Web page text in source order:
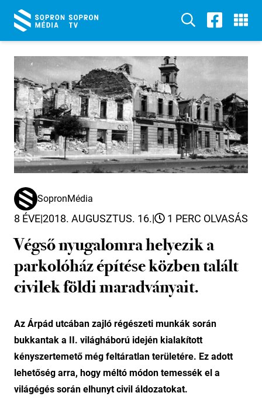
SopronMédia
8 ÉVE|2018. AUGUSZTUS. 16.| 1 PERC OLVASÁS
Végső nyugalomra helyezik a
parkolóház építése közben talált
civilek földi maradványait.
Az Árpád utcában zajló régészeti munkák során
bukkantak a II. világháború idején kialakított
kényszertemető még feltáratlan területére. Ez adott
lehetőség arra, hogy méltó módon temessék el a
világégés során elhunyt civil áldozatokat.